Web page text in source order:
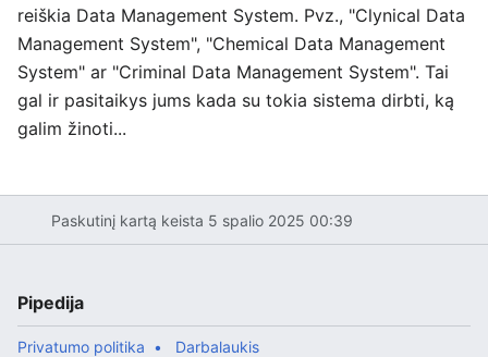
reiškia Data Management System. Pvz., "Clynical Data
Management System", "Chemical Data Management
System" ar "Criminal Data Management System". Tai
gal ir pasitaikys jums kada su tokia sistema dirbti, ką
galim žinoti...
Paskutinį kartą keista 5 spalio 2025 00:39
Pipedija
Privatumo politika Darbalaukis